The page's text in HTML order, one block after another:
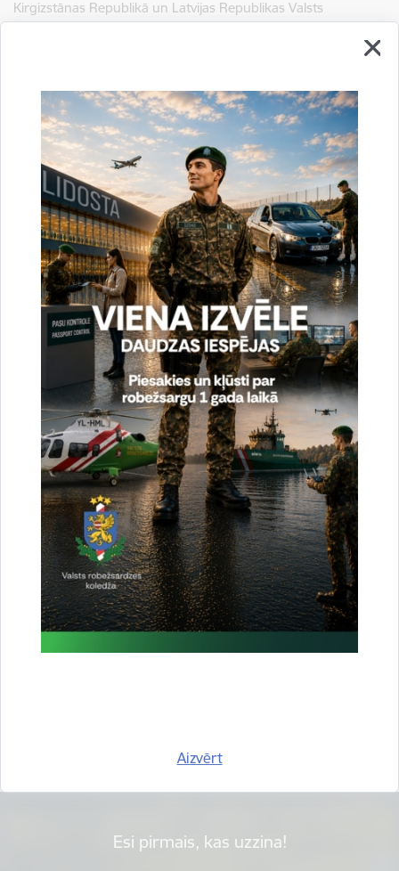
Aizvērt
Kirgizstānas Republikā un Latvijas Republikas Valsts
uzsākta projekta pasākumu ieviešana. Latvijas Republikas
Valsts robežsardze tika noteikta kā vadošā institūcija Robežu
pārvaldības programmas Centrālajā Āzijā projekta dalībvalstu
Konsorcija vadīšanai.
Informāciju sagatavoja: Inguna Neimane
VRS GP SSP Starptautiskās sadarbības un protokola nodaļa
Drukāt lapu
Esi pirmais, kas uzzina!